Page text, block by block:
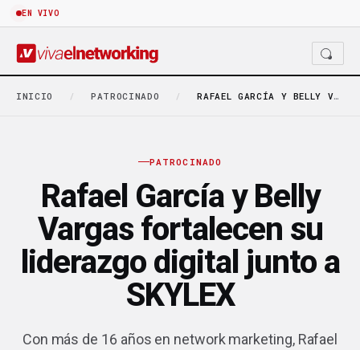
EN VIVO
INICIO / PATROCINADO / RAFAEL GARCÍA Y BELLY VARGAS FORTALECEN SU LIDERAZGO…
PATROCINADO
Rafael García y Belly
Vargas fortalecen su
liderazgo digital junto a
SKYLEX
Con más de 16 años en network marketing, Rafael